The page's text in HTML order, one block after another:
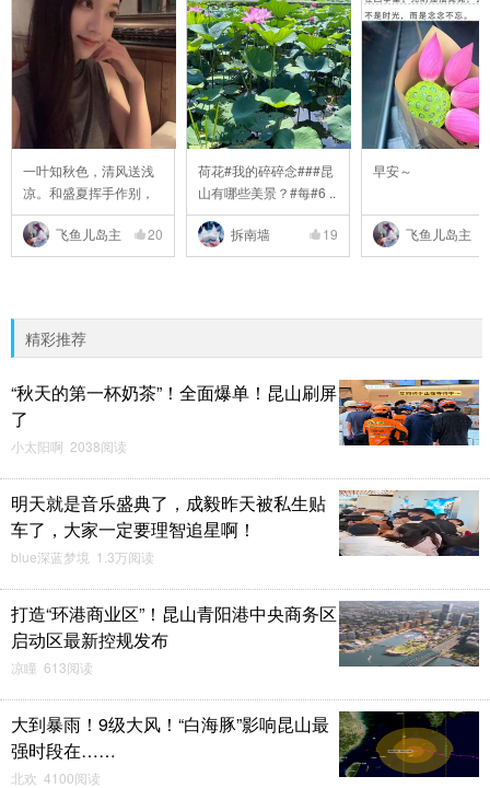
一叶知秋色，清风送浅
凉。和盛夏挥手作别，
..
飞鱼儿岛主
20
荷花#我的碎碎念###昆
山有哪些美景？#每#6 ..
拆南墙 19
早安～
飞鱼儿岛主
精彩推荐
“秋天的第一杯奶茶”！全面爆单！昆山刷屏
了
小太阳啊 2038阅读
明天就是音乐盛典了，成毅昨天被私生贴
车了，大家一定要理智追星啊！
blue深蓝梦境 1.3万阅读
打造“环港商业区”！昆山青阳港中央商务区
启动区最新控规发布
凉瞳 613阅读
大到暴雨！9级大风！“白海豚”影响昆山最
强时段在……
北欢 4100阅读